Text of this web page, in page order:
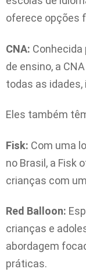
oferece opções
CNA: Conhecida
de ensino, a
todas as
Eles também
Fisk: Com uma
no Brasil, a Fisk
crianças com
Red Balloon:
crianças e
abordagem
práticas.